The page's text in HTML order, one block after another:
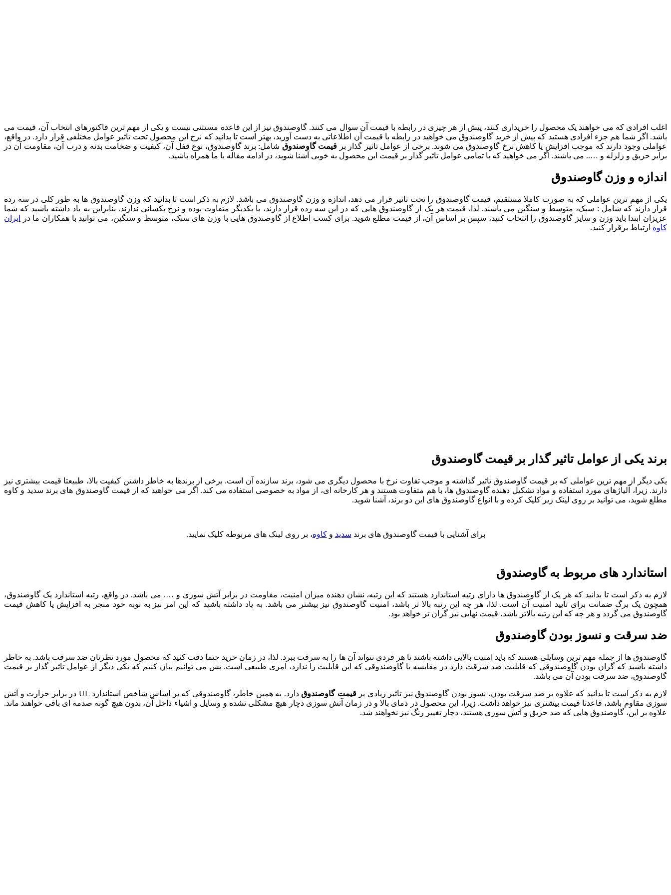
اغلب افرادی که می خواهند یک محصول را خریداری کنند، پیش از هر چیزی در رابطه با قیمت آن سوال می کنند. گاوصندوق نیز از این قاعده مستثنی نیست و یکی از مهم ترین فاکتورهای انتخاب آن، قیمت می
باشد. اگر شما هم جزء افرادی هستید که پیش از خرید گاوصندوق می خواهید در رابطه با قیمت آن اطلاعاتی به دست آورید، بهتر است تا بدانید که نرخ این محصول تحت تاثیر عوامل مختلفی قرار دارد. در واقع،
عواملی وجود دارند که موجب افزایش یا کاهش نرخ گاوصندوق می شوند. برخی از عوامل تاثیر گذار بر قیمت گاوصندوق شامل: برند گاوصندوق، نوع قفل آن، کیفیت و ضخامت بدنه و درب آن، مقاومت آن در
برابر حریق و زلزله و ….. می باشند. اگر می خواهید که با تمامی عوامل تاثیر گذار بر قیمت این محصول به خوبی آشنا شوید، در ادامه مقاله با ما همراه باشید.
اندازه و وزن گاوصندوق
یکی از مهم ترین عواملی که به صورت کاملا مستقیم، قیمت گاوصندوق را تحت تاثیر قرار می دهد، اندازه و وزن گاوصندوق می باشد. لازم به ذکر است تا بدانید که وزن گاوصندوق ها به طور کلی در سه رده
قرار دارند که شامل : سبک، متوسط و سنگین می باشند. لذا، قیمت هر یک از گاوصندوق هایی که در این سه رده قرار دارند، با یکدیگر متفاوت بوده و نرخ یکسانی ندارند. بنابراین به یاد داشته باشید که شما
عزیزان ابتدا باید وزن و سایز گاوصندوق را انتخاب کنید، سپس بر اساس آن، از قیمت مطلع شوید. برای کسب اطلاع از گاوصندوق هایی با وزن های سبک، متوسط و سنگین، می توانید با همکاران ما در
ایران
کاوه ارتباط برقرار کنید.
برند یکی از عوامل تاثیر گذار بر قیمت گاوصندوق
یکی دیگر از مهم ترین عواملی که بر قیمت گاوصندوق تاثیر گذاشته و موجب تفاوت نرخ با محصول دیگری می شود، برند سازنده آن است. برخی از برندها به خاطر داشتن کیفیت بالا، طبیعتا قیمت بیشتری نیز
دارند. زیرا، آلیاژهای مورد استفاده و مواد تشکیل دهنده گاوصندوق ها، با هم متفاوت هستند و هر کارخانه ای، از مواد به خصوصی استفاده می کند. اگر می خواهید که از قیمت گاوصندوق های برند سدید و کاوه
مطلع شوید، می توانید بر روی لینک زیر کلیک کرده و با انواع گاوصندوق های این دو برند، آشنا شوید.
برای آشنایی با قیمت گاوصندوق های برند سدید وکاوه، بر روی لینک های مربوطه کلیک نمایید.
استاندارد های مربوط بهگاوصندوق
لازم به ذکر است تا بدانید که هر یک از گاوصندوق ها دارای رتبه استاندارد هستند که این رتبه، نشان دهنده میزان امنیت، مقاومت در برابر آتش سوزی و …. می باشد. در واقع، رتبه استاندارد یک گاوصندوق،
همچون یک برگ ضمانت برای تایید امنیت آن است. لذا، هر چه این رتبه بالا تر باشد، امنیت گاوصندوق نیز بیشتر می باشد. به یاد داشته باشید که این امر نیز به نوبه خود منجر به افزایش یا کاهش قیمت
گاوصندوق می گردد و هر چه که این رتبه بالاتر باشد، قیمت نهایی نیز گران تر خواهد بود.
ضد سرقت و نسوز بودن گاوصندوق
گاوصندوق ها از جمله مهم ترین وسایلی هستند که باید امنیت بالایی داشته باشند تا هر فردی نتواند آن ها را به سرقت ببرد. لذا، در زمان خرید حتما دقت کنید که محصول مورد نظرتان ضد سرقت باشد. به خاطر
داشته باشید که گران بودن گاوصندوقی که قابلیت ضد سرقت دارد در مقایسه با گاوصندوقی که این قابلیت را ندارد، امری طبیعی است. پس می توانیم بیان کنیم که یکی دیگر از عوامل تاثیر گذار بر قیمت
گاوصندوق، ضد سرقت بودن آن می باشد.
لازم به ذکر است تا بدانید که علاوه بر ضد سرقت بودن، نسوز بودن گاوصندوق نیز تاثیر زیادی برقیمت گاوصندوق
دارد. به همین خاطر، گاوصندوقی که بر اساس شاخص استاندارد UL در برابر حرارت و آتش
سوزی مقاوم باشد، قاعدتا قیمت بیشتری نیز خواهد داشت. زیرا، این محصول در دمای بالا و در زمان آتش سوزی دچار هیچ مشکلی نشده و وسایل و اشیاء داخل آن، بدون هیچ گونه صدمه ای باقی خواهند ماند.
علاوه بر این، گاوصندوق هایی که ضد حریق و آتش سوزی هستند، دچار تغییر رنگ نیز نخواهند شد.